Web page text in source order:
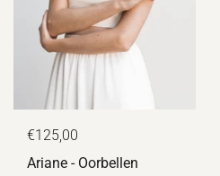
€125,00
Ariane - Oorbellen